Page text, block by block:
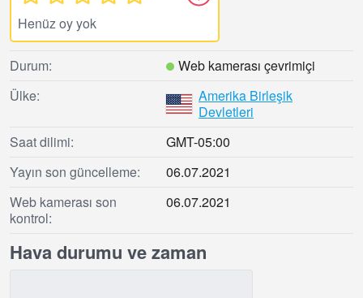
Henüz oy yok
Durum:
Web kamerası çevrimiçi
Ülke:
Amerika Birleşik
Devletleri
Saat dilimi:
GMT-05:00
Yayın son güncelleme:
06.07.2021
Web kamerası son
kontrol:
06.07.2021
Hava durumu ve zaman